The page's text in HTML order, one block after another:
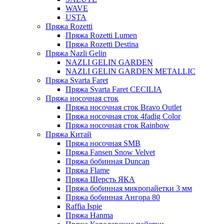
WAVE
USTA
Пряжа Rozetti
Пряжа Rozetti Lumen
Пряжа Rozetti Destina
Пряжа Nazli Gelin
NAZLI GELIN GARDEN
NAZLI GELIN GARDEN METALLIC
Пряжа Svarta Faret
Пряжа Svarta Faret CECILIA
Пряжа носочная сток
Пряжа носочная сток Bravo Outlet
Пряжа носочная сток 4fadig Color
Пряжа носочная сток Rainbow
Пряжа Китай
Пряжа носочная SMB
Пряжа Fansen Snow Velvet
Пряжа бобинная Duncan
Пряжа Flame
Пряжа Шерсть ЯКА
Пряжа бобинная микропайетки 3 мм
Пряжа бобинная Ангора 80
Raffia Ispie
Пряжа Hanma